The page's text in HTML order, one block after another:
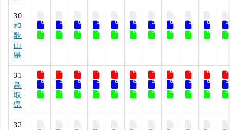
30
和
歌
山
県
31
鳥
取
県
32